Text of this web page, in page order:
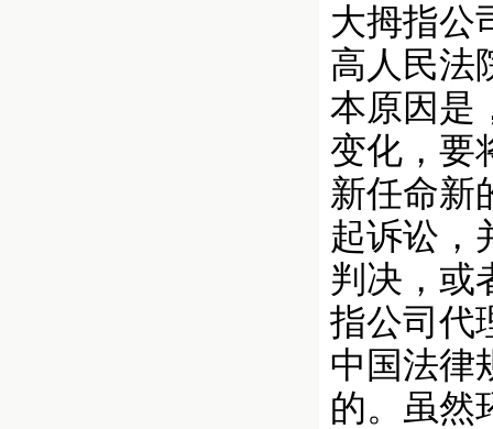
大拇指公
高人民法
本原因是
变化，要
新任命新
起诉讼，
判决，或
指公司代
中国法律
的。虽然